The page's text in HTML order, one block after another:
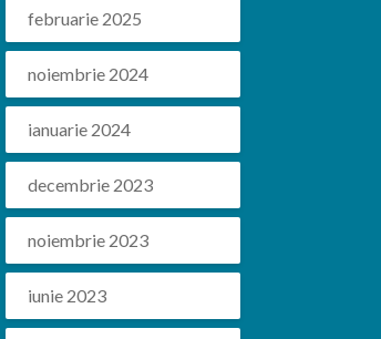
februarie 2025
noiembrie 2024
ianuarie 2024
decembrie 2023
noiembrie 2023
iunie 2023